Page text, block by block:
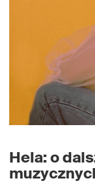
Hela: o